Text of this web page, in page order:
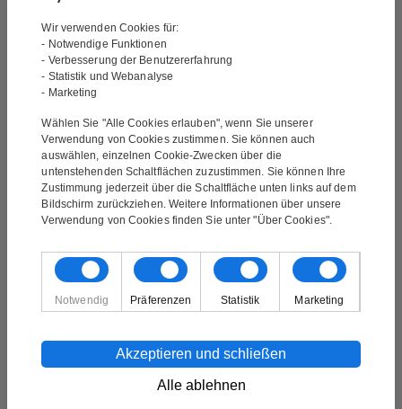
Die Lieferung ist kostenlos und das Gemälde wird an
eine E-Mail mit einer Sendungsverfolgungsnummer.
Das Gemälde ist ein handgemaltes Ölgemälde. Es
handelt sich nicht um einen Druck oder ähnliches,
sondern ist handgemalt. Bei der Ölmalerei handelt es
sich um die klassische Form der Malerei. Ölgemälde
zeichnen sich durch ihre gute Farbtiefe aus.
gespannt und kann direkt an einer Wand aufgehängt
werden.
Wir verwenden Cookies für:
- Notwendige Funktionen
- Verbesserung der Benutzererfahrung
- Statistik und Webanalyse
- Marketing
Wählen Sie "Alle Cookies erlauben", wenn Sie unserer
Verwendung von Cookies zustimmen. Sie können auch
auswählen, einzelnen Cookie-Zwecken über die
untenstehenden Schaltflächen zuzustimmen. Sie können Ihre
Zustimmung jederzeit über die Schaltfläche unten links auf dem
Bildschirm zurückziehen. Weitere Informationen über unsere
Verwendung von Cookies finden Sie unter "Über Cookies".
Notwendig Präferenzen Statistik Marketing
Alle ablehnen
Akzeptieren und schließen